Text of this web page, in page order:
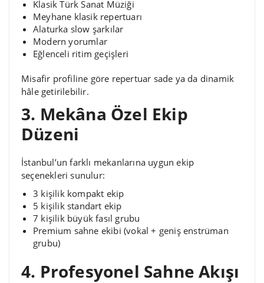
Klasik Türk Sanat Müziği
Meyhane klasik repertuarı
Alaturka slow şarkılar
Modern yorumlar
Eğlenceli ritim geçişleri
Misafir profiline göre repertuar sade ya da dinamik
hâle getirilebilir.
3. Mekâna Özel Ekip
Düzeni
İstanbul’un farklı mekanlarına uygun ekip
seçenekleri sunulur:
3 kişilik kompakt ekip
5 kişilik standart ekip
7 kişilik büyük fasıl grubu
Premium sahne ekibi (vokal + geniş enstrüman
grubu)
4. Profesyonel Sahne Akışı